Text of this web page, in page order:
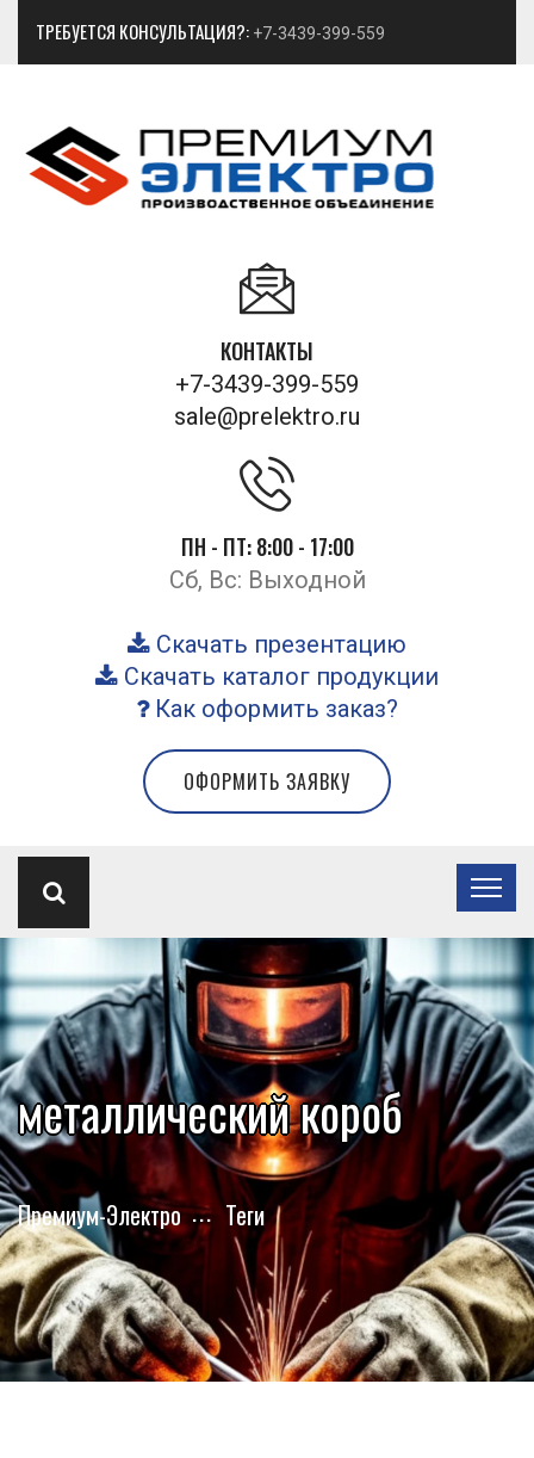
ТРЕБУЕТСЯ КОНСУЛЬТАЦИЯ?: +7-3439-399-559
КОНТАКТЫ
+7-3439-399-559
sale@prelektro.ru
ПН - ПТ: 8:00 - 17:00
Сб, Вс: Выходной
Скачать презентацию
Скачать каталог продукции
Как оформить заказ?
ОФОРМИТЬ ЗАЯВКУ
металлический короб
Премиум-Электро Теги